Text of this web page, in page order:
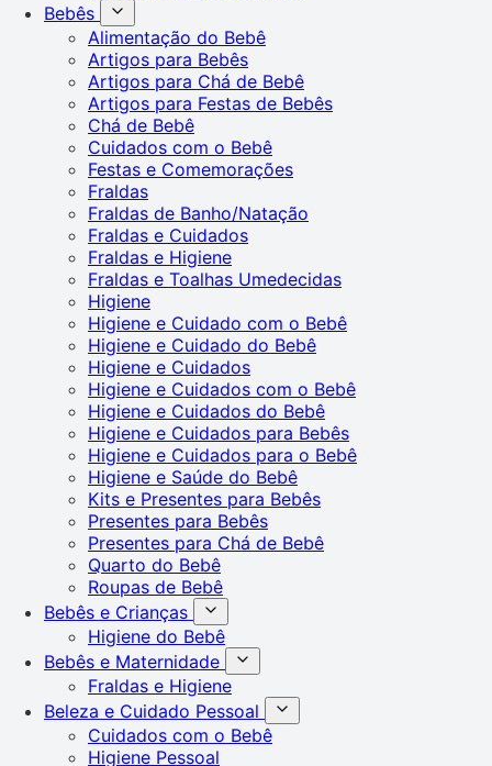
Bebês
Alimentação do Bebê
Artigos para Bebês
Artigos para Chá de Bebê
Artigos para Festas de Bebês
Chá de Bebê
Cuidados com o Bebê
Festas e Comemorações
Fraldas
Fraldas de Banho/Natação
Fraldas e Cuidados
Fraldas e Higiene
Fraldas e Toalhas Umedecidas
Higiene
Higiene e Cuidado com o Bebê
Higiene e Cuidado do Bebê
Higiene e Cuidados
Higiene e Cuidados com o Bebê
Higiene e Cuidados do Bebê
Higiene e Cuidados para Bebês
Higiene e Cuidados para o Bebê
Higiene e Saúde do Bebê
Kits e Presentes para Bebês
Presentes para Bebês
Presentes para Chá de Bebê
Quarto do Bebê
Roupas de Bebê
Bebês e Crianças
Higiene do Bebê
Bebês e Maternidade
Fraldas e Higiene
Beleza e Cuidado Pessoal
Cuidados com o Bebê
Higiene Pessoal